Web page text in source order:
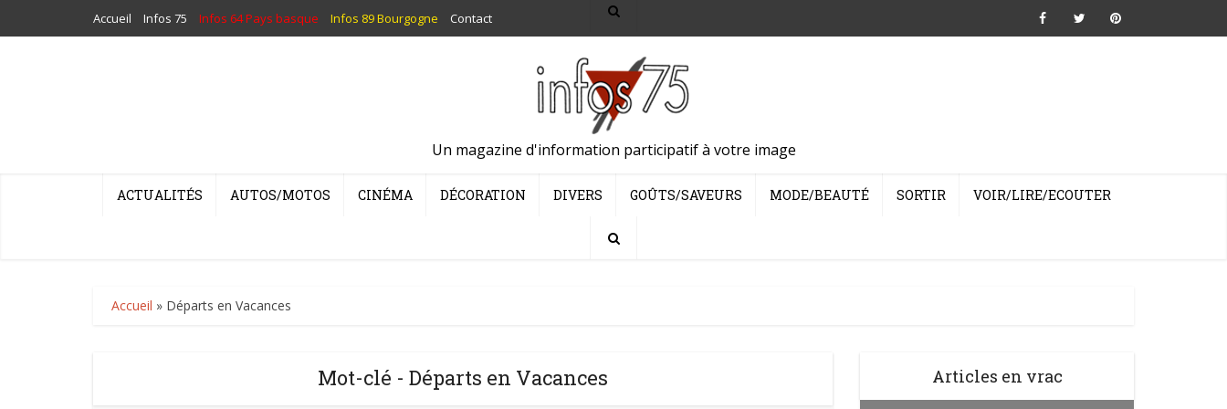
Accueil Infos 75 Infos 64 Pays basque Infos 89 Bourgogne Contact
Un magazine d'information participatif à votre image
ACTUALITÉS AUTOS/MOTOS CINÉMA DÉCORATION DIVERS GOÛTS/SAVEURS MODE/BEAUTÉ SORTIR VOIR/LIRE/ECOUTER
Accueil » Départs en Vacances
Mot-clé - Départs en Vacances Articles en vrac